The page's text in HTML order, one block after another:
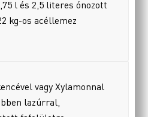
l és 2,5 literes ónozott
kg-os acéllemez
vagy Xylamonnal
lazúrral,